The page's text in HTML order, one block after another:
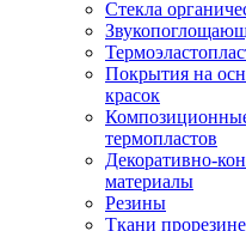
Стекла
Покрытия на
красок
термопластов
Декоративно-
материалы
Резины
Ткани